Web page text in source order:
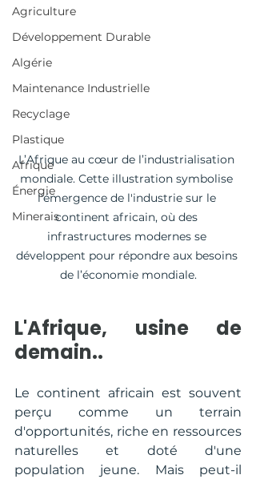
Agriculture
Développement Durable
Algérie
Maintenance Industrielle
Recyclage
Plastique
Afrique
Énergie
Minerais
L’Afrique au cœur de l’industrialisation
mondiale. Cette illustration symbolise
l'émergence de l'industrie sur le
continent africain, où des
infrastructures modernes se
développent pour répondre aux besoins
de l’économie mondiale.
L'Afrique, usine de
demain..
Le continent africain est souvent
perçu comme un terrain
d'opportunités, riche en ressources
naturelles et doté d'une
population jeune. Mais peut-il